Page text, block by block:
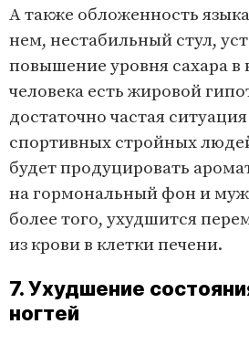
А также обложенность
нем, нестабильный стул,
повышение уровня сахара в
человека есть жировой
достаточно частая
спортивных стройных
будет продуцировать
на гормональный фон и
более того, ухудшится
из крови в клетки печени.
7. Ухудшение
ногтей